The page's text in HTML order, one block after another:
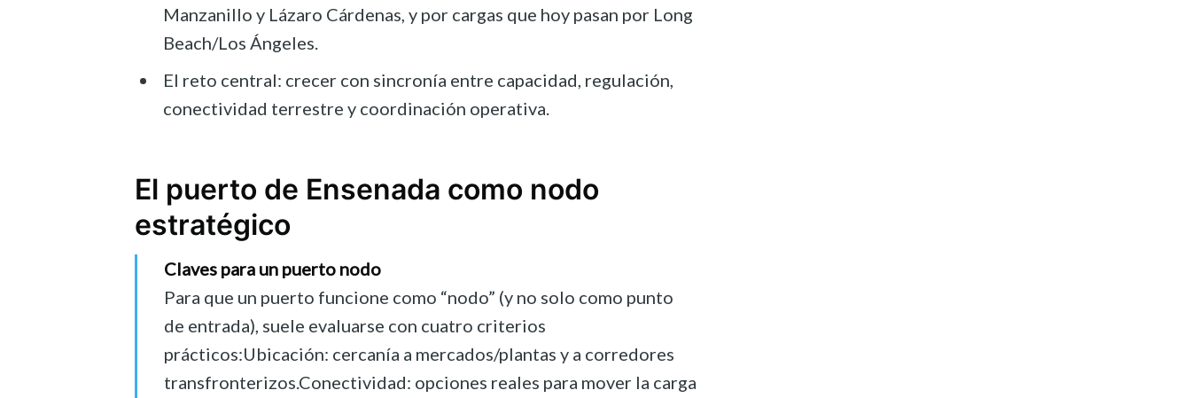
Manzanillo y Lázaro Cárdenas, y por cargas que hoy pasan por Long
Beach/Los Ángeles.
El reto central: crecer con sincronía entre capacidad, regulación,
conectividad terrestre y coordinación operativa.
El puerto de Ensenada como nodo
estratégico
Claves para un puerto nodo
Para que un puerto funcione como “nodo” (y no solo como punto
de entrada), suele evaluarse con cuatro criterios
prácticos:Ubicación: cercanía a mercados/plantas y a corredores
transfronterizos.Conectividad: opciones reales para mover la carga